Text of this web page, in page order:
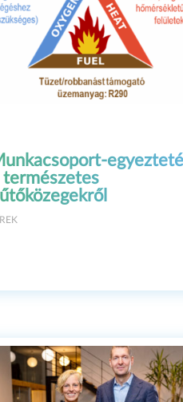
természetes